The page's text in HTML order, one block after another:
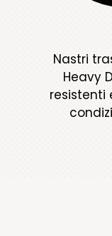
Nastri
Heavy
resistenti